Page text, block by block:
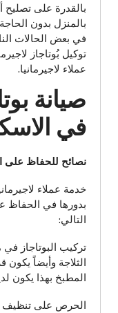
بالقدرة على تصليح
بالمنزل بدون
في بعض الحالات
توكيل بُوتاجاز
عملاء لاجيرمانيا.
صيانة
في
نصائح للحفاظ على
خدمة عملاء
بدورها في الحفاظ
التالي:
تركيب البوتاجاز
الثلاجة وأيضاً
المطبخ بهذا يكون
الحرص على تنظيف